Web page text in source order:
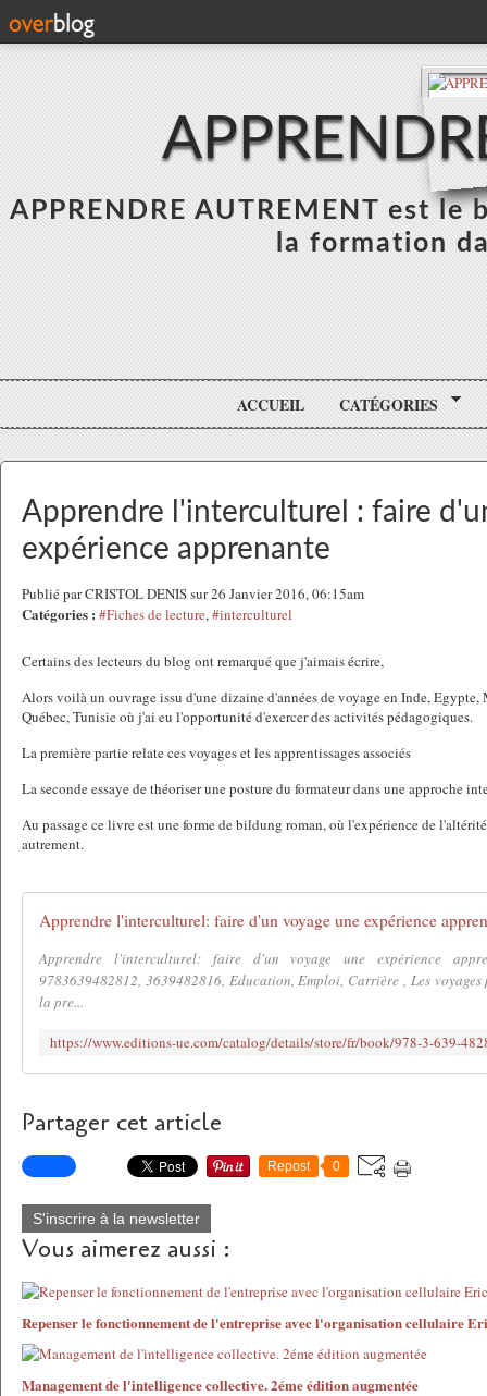
APPRENDRE AUTREMENT est
la formation
ACCUEIL CATÉGORIES
Apprendre l'interculturel : faire
expérience apprenante
Publié par CRISTOL DENIS sur 26 Janvier 2016, 06:15am
Catégories : #Fiches de lecture,#interculturel
Certains des lecteurs du blog ont remarqué que j'aimais écrire,
Alors voilà un ouvrage issu d'une dizaine d'années de voyage en Inde,
Québec, Tunisie où j'ai eu l'opportunité d'exercer des activités pédagogiques.
La première partie relate ces voyages et les apprentissages associés
La seconde essaye de théoriser une posture du formateur dans une approche
Au passage ce livre est une forme de bildung roman, où l'expérience de
autrement.
Apprendre l'interculturel: faire d'un voyage une expérience
9783639482812, 3639482816, Education, Emploi, Carrière , Les voyages
la pre...
Partager cet article
Repost 0
S'inscrire à la newsletter
Vous aimerez aussi :
Repenser le fonctionnement de l'entreprise avec l'organisation cellulaire
Management de l'intelligence collective. 2éme édition augmentée